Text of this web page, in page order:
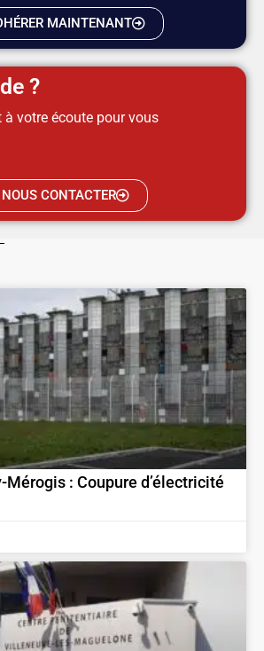
MAINTENANT
?
à votre écoute pour vous
NOUS CONTACTER
Mérogis : Coupure d’électricité